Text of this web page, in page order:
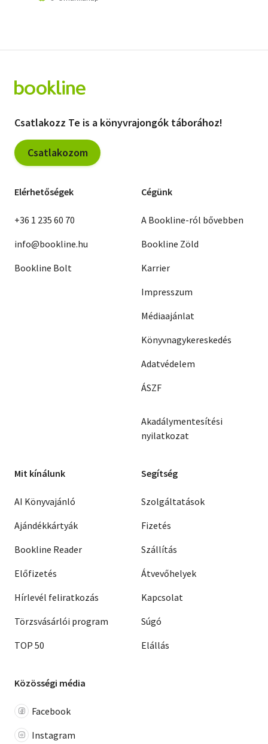
Csatlakozz Te is a könyvrajongók táborához!
Csatlakozom
Elérhetőségek
+36 1 235 60 70
info@bookline.hu
Bookline Bolt
Cégünk
A Bookline-ról bővebben
Bookline Zöld
Karrier
Impresszum
Médiaajánlat
Könyvnagykereskedés
Adatvédelem
ÁSZF
Akadálymentesítési
nyilatkozat
Mit kínálunk
AI Könyvajánló
Ajándékkártyák
Bookline Reader
Előfizetés
Hírlevél feliratkozás
Törzsvásárlói program
TOP 50
Segítség
Szolgáltatások
Fizetés
Szállítás
Átvevőhelyek
Kapcsolat
Súgó
Elállás
Közösségi média
Facebook
Instagram